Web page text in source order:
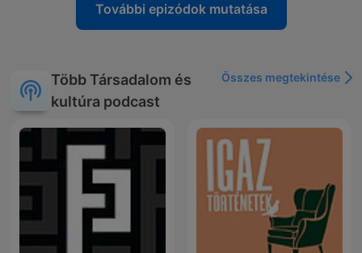
További epizódok mutatása
Több Társadalom és
kultúra podcast
Összes megtekintése